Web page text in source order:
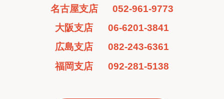
名古屋支店
052-961-9773
大阪支店
06-6201-3841
広島支店
082-243-6361
福岡支店
092-281-5138